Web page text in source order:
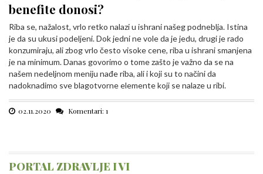
benefite donosi?
Riba se, nažalost, vrlo retko nalazi u ishrani našeg podneblja. Istina
je da su ukusi podeljeni. Dok jedni ne vole da je jedu, drugi je rado
konzumiraju, ali zbog vrlo često visoke cene, riba u ishrani smanjena
je na minimum. Danas govorimo o tome zašto je važno da se na
našem nedeljnom meniju nađe riba, ali i koji su to načini da
nadoknadimo sve blagotvorne elemente koji se nalaze u ribi.
02.11.2020 Komentari: 1
PORTAL ZDRAVLJE I VI